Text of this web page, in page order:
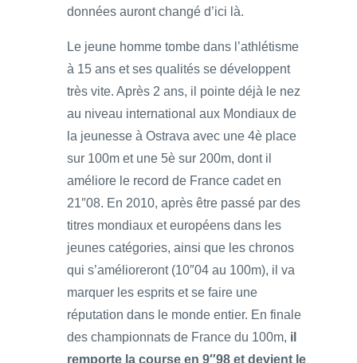
données auront changé d’ici là.
Le jeune homme tombe dans l’athlétisme
à 15 ans et ses qualités se développent
très vite. Après 2 ans, il pointe déjà le nez
au niveau international aux Mondiaux de
la jeunesse à Ostrava avec une 4è place
sur 100m et une 5è sur 200m, dont il
améliore le record de France cadet en
21″08. En 2010, après être passé par des
titres mondiaux et européens dans les
jeunes catégories, ainsi que les chronos
qui s’amélioreront (10″04 au 100m), il va
marquer les esprits et se faire une
réputation dans le monde entier. En finale
des championnats de France du 100m, il
remporte la course en 9″98 et devient le